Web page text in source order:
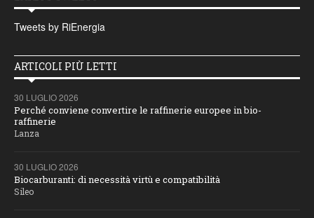
Tweets by RiEnergia
ARTICOLI PIÙ LETTI
30 LUGLIO 2026
Perché conviene convertire le raffinerie europee in bio-
raffinerie
Lanza
30 LUGLIO 2026
Biocarburanti: di necessità virtù e compatibilità
Sileo